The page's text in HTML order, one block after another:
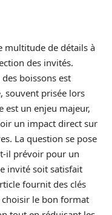
multitude de détails à
des invités.
boissons est
souvent prisée lors
est un enjeu majeur,
un impact direct sur
La question se pose
il prévoir pour un
invité soit satisfait
fournit des clés
le bon format